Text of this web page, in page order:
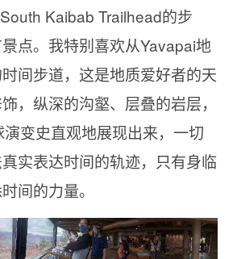
Kaibab Trailhead的步
点。我特别喜欢从Yavapai地
间步道，这是地质爱好者的天
，纵深的沟壑、层叠的岩层，
变史直观地展现出来，一切
实表达时间的轨迹，只有身临
间的力量。